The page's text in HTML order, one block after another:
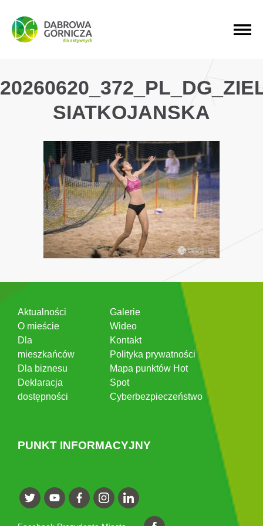
PRZEJDŹ DO MENU GŁÓWNEGO
PRZEJDŹ DO WYSZUKIWARKI
PRZEJDŹ DO TREŚCI
SIATKOJANSKA
Aktualności
O mieście
Dla
mieszkańców
Dla biznesu
Deklaracja
dostępności
Galerie
Wideo
Kontakt
Polityka prywatności
Mapa punktów Hot
Spot
Cyberbezpieczeństwo
PUNKT INFORMACYJNY